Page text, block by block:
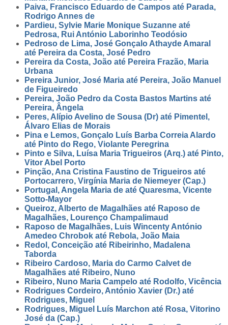
Paiva, Francisco Eduardo de Campos até Parada,
Rodrigo Annes de
Pardieu, Sylvie Marie Monique Suzanne até
Pedrosa, Rui António Laborinho Teodósio
Pedroso de Lima, José Gonçalo Athayde Amaral
até Pereira da Costa, José Pedro
Pereira da Costa, João até Pereira Frazão, Maria
Urbana
Pereira Junior, José Maria até Pereira, João Manuel
de Figueiredo
Pereira, João Pedro da Costa Bastos Martins até
Pereira, Ângela
Peres, Alípio Avelino de Sousa (Dr) até Pimentel,
Álvaro Elias de Morais
Pina e Lemos, Gonçalo Luís Barba Correia Alardo
até Pinto do Rego, Violante Peregrina
Pinto e Silva, Luísa Maria Trigueiros (Arq.) até Pinto,
Vitor Abel Porto
Pinção, Ana Cristina Faustino de Trigueiros até
Portocarrero, Virgínia Maria de Niemeyer (Cap.)
Portugal, Angela Maria de até Quaresma, Vicente
Sotto-Mayor
Queiroz, Alberto de Magalhães até Raposo de
Magalhães, Lourenço Champalimaud
Raposo de Magalhães, Luis Wincenty António
Amedeo Chrobok até Rebola, João Maia
Redol, Conceição até Ribeirinho, Madalena
Taborda
Ribeiro Cardoso, Maria do Carmo Calvet de
Magalhães até Ribeiro, Nuno
Ribeiro, Nuno Maria Campelo até Rodolfo, Vicência
Rodrigues Cordeiro, António Xavier (Dr.) até
Rodrigues, Miguel
Rodrigues, Miguel Luís Marchon até Rosa, Vitorino
José da (Cap.)